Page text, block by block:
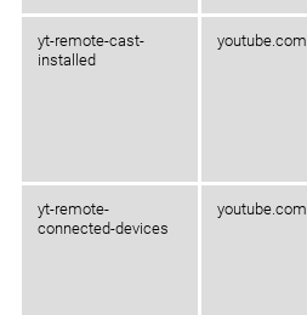
yt-remote-cast-
installed
youtube.com
yt-remote-
connected-devices
youtube.com